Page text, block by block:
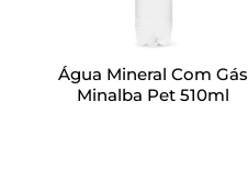
Água Mineral Com Gás
Minalba Pet 510ml